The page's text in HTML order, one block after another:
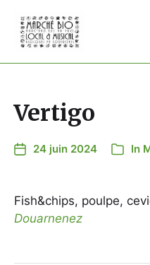
Vertigo
24 juin 2024 In
Fish&chips, poulpe,
Douarnenez